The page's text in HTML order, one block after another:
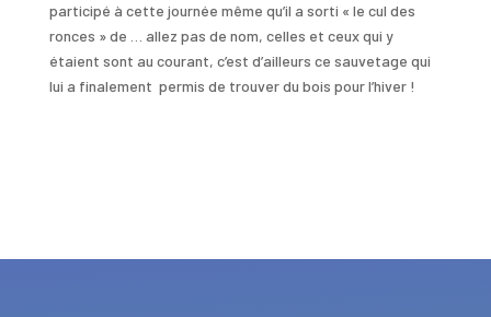
participé à cette journée même qu’il a sorti « le cul des
ronces » de … allez pas de nom, celles et ceux qui y
étaient sont au courant, c’est d’ailleurs ce sauvetage qui
lui a finalement permis de trouver du bois pour l’hiver !